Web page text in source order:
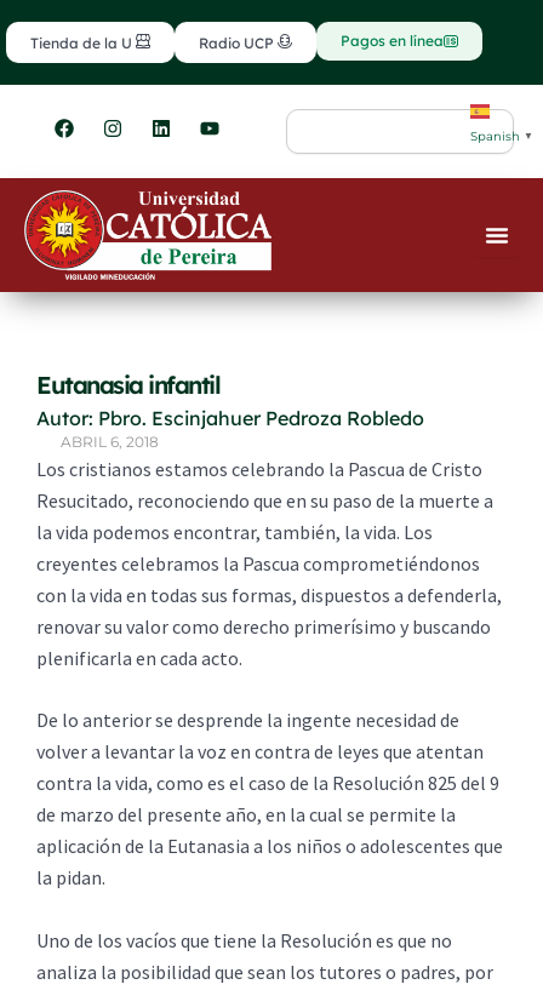
al
contenido
Tienda de la U Radio UCP Pagos en línea
F
a
e
b
o
o
k
I
n
t
g
r
m
L
i
k
e
d
i
n
Y
o
t
u
b
e
Search
Spanish ▼
Eutanasia infantil
Autor: Pbro. Escinjahuer Pedroza Robledo
ABRIL 6, 2018
Los cristianos estamos celebrando la Pascua de Cristo
Resucitado, reconociendo que en su paso de la muerte a
la vida podemos encontrar, también, la vida. Los
creyentes celebramos la Pascua comprometiéndonos
con la vida en todas sus formas, dispuestos a defenderla,
renovar su valor como derecho primerísimo y buscando
plenificarla en cada acto.
De lo anterior se desprende la ingente necesidad de
volver a levantar la voz en contra de leyes que atentan
contra la vida, como es el caso de la Resolución 825 del 9
de marzo del presente año, en la cual se permite la
aplicación de la Eutanasia a los niños o adolescentes que
la pidan.
Uno de los vacíos que tiene la Resolución es que no
analiza la posibilidad que sean los tutores o padres, por